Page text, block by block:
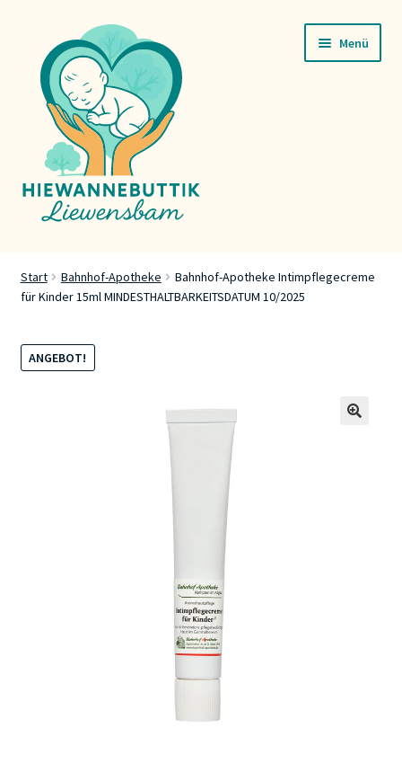
Navigation
springen
Inhalt
springen
Menü
Servicer
Buttik
Start Bahnhof-Apotheke
Bahnhof-Apotheke Intimpflegecreme
für Kinder 15ml MINDESTHALTBARKEITSDATUM 10/2025
ANGEBOT!